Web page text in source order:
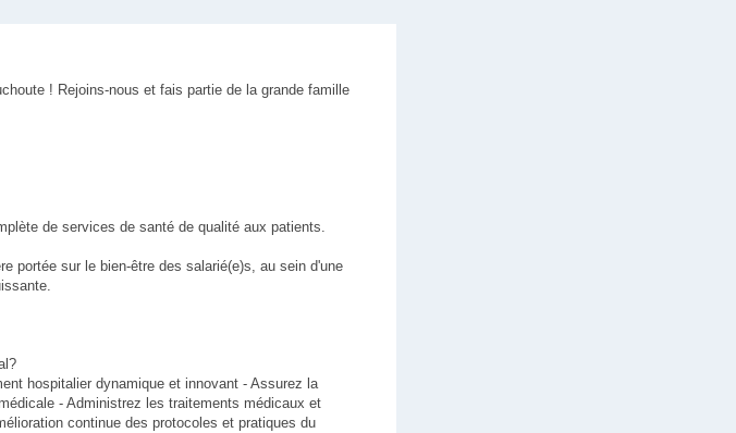
! Rejoins-nous et fais partie de la grande famille
de services de santé de qualité aux patients.
portée sur le bien-être des salarié(e)s, au sein d'une
hospitalier dynamique et innovant - Assurez la
- Administrez les traitements médicaux et
continue des protocoles et pratiques du